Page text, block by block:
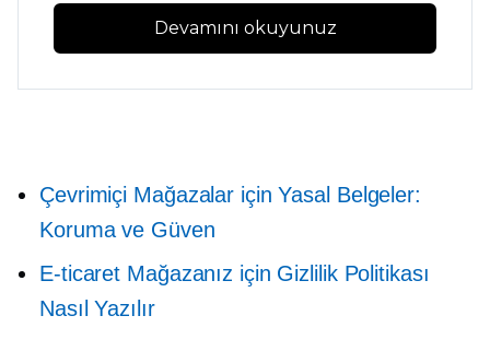
Devamını okuyunuz
Çevrimiçi Mağazalar için Yasal Belgeler:
Koruma ve Güven
E-ticaret Mağazanız için Gizlilik Politikası
Nasıl Yazılır